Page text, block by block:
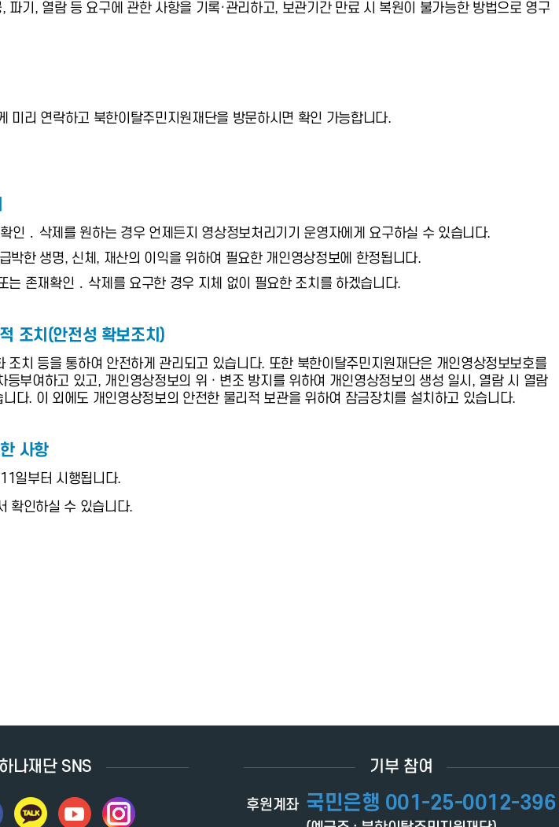
기, 열람 등 요구에 관한 사항을 기록·관리하고, 보관기간 만료 시 복원이 불가능한 방법으로 영구
미리 연락하고 북한이탈주민지원재단을 방문하시면 확인 가능합니다.
인 ․ 삭제를 원하는 경우 언제든지 영상정보처리기기 운영자에게 요구하실 수 있습니다.
박한 생명, 신체, 재산의 이익을 위하여 필요한 개인영상정보에 한정됩니다.
존재확인 ․ 삭제를 요구한 경우 지체 없이 필요한 조치를 하겠습니다.
조치(안전성 확보조치)
치 등을 통하여 안전하게 관리되고 있습니다. 또한 북한이탈주민지원재단은 개인영상정보보호를
부여하고 있고, 개인영상정보의 위 · 변조 방지를 위하여 개인영상정보의 생성 일시, 열람 시 열람
다. 이 외에도 개인영상정보의 안전한 물리적 보관을 위하여 잠금장치를 설치하고 있습니다.
사항
일부터 시행됩니다.
확인하실 수 있습니다.
나재단 SNS 기부 참여
후원계좌 국민은행 001-25-0012-396